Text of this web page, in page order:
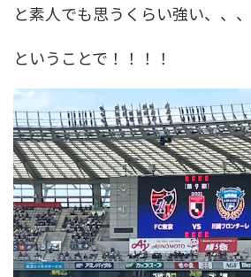
と素人でも思うくらい強い、、
ということで！！！！